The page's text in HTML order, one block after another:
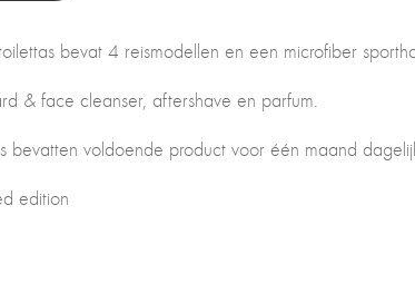
bevat 4 reismodellen en een microfiber
& face cleanser, aftershave en parfum.
bevatten voldoende product voor één maand
edition